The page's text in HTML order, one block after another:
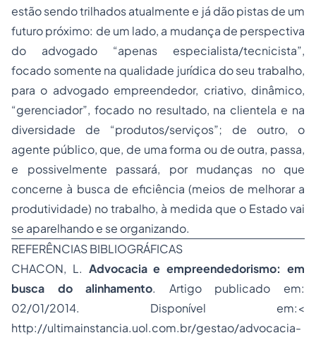
estão sendo trilhados atualmente e já dão pistas de um
futuro próximo: de um lado, a mudança de perspectiva
do advogado “apenas especialista/tecnicista”,
focado somente na qualidade jurídica do seu trabalho,
para o advogado empreendedor, criativo, dinâmico,
“gerenciador”, focado no resultado, na clientela e na
diversidade de “produtos/serviços”; de outro, o
agente público, que, de uma forma ou de outra, passa,
e possivelmente passará, por mudanças no que
concerne à busca de eficiência (meios de melhorar a
produtividade) no trabalho, à medida que o Estado vai
se aparelhando e se organizando.
REFERÊNCIAS BIBLIOGRÁFICAS
CHACON, L. Advocaciae empreendedorismo: em
busca do alinhamento. Artigo publicado em:
02/01/2014. Disponível em:<
http://ultimainstancia.uol.com.br/gestao/advocacia-